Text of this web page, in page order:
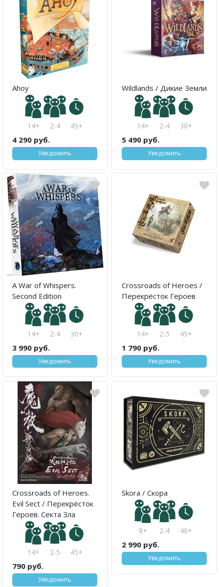
Ahoy
14+ 2-4 45+
4 290 руб.
Уведомить
Wildlands / Дикие Земли
14+ 2-4 30+
5 490 руб.
Уведомить
A War of Whispers.
Second Edition
14+ 2-4 30+
3 990 руб.
Уведомить
Crossroads of Heroes /
Перекрёсток Героев
14+ 2-5 45+
1 790 руб.
Уведомить
Crossroads of Heroes.
Evil Sect / Перекрёсток
Героев. Секта Зла
14+ 2-5 45+
790 руб.
Уведомить
Skora / Скора
8+ 2-4 40+
2 990 руб.
Уведомить